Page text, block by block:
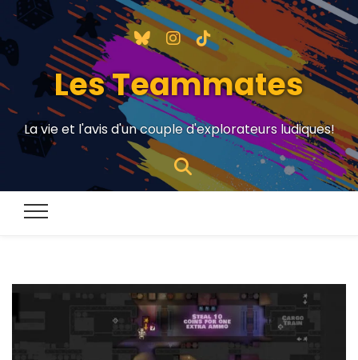
Les Teammates
La vie et l'avis d'un couple d'explorateurs ludiques!